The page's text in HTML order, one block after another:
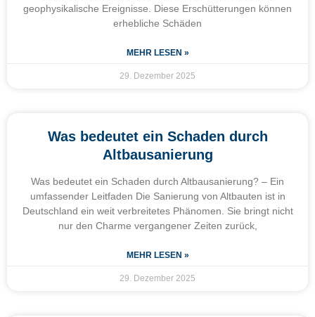
geophysikalische Ereignisse. Diese Erschütterungen können
erhebliche Schäden
MEHR LESEN »
29. Dezember 2025
Was bedeutet ein Schaden durch
Altbausanierung
Was bedeutet ein Schaden durch Altbausanierung? – Ein
umfassender Leitfaden Die Sanierung von Altbauten ist in
Deutschland ein weit verbreitetes Phänomen. Sie bringt nicht
nur den Charme vergangener Zeiten zurück,
MEHR LESEN »
29. Dezember 2025